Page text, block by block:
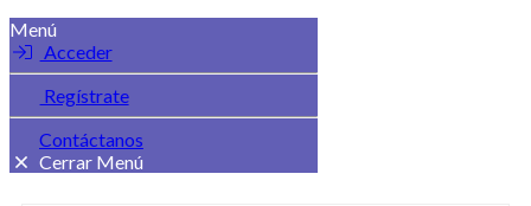
Menú
Acceder
Regístrate
Contáctanos
Cerrar Menú